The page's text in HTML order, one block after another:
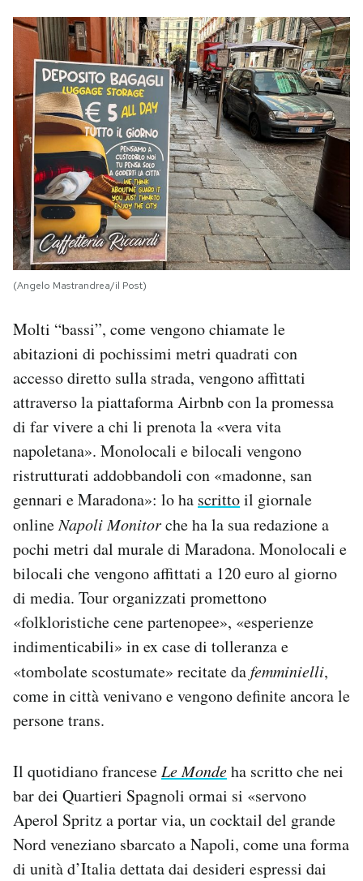
(Angelo Mastrandrea/il Post)
Molti “bassi”, come vengono chiamate le
abitazioni di pochissimi metri quadrati con
accesso diretto sulla strada, vengono affittati
attraverso la piattaforma Airbnb con la promessa
di far vivere a chi li prenota la «vera vita
napoletana». Monolocali e bilocali vengono
ristrutturati addobbandoli con «madonne, san
gennari e Maradona»: lo ha scrittoil giornale
onlineNapoli Monitorche ha la sua redazione a
pochi metri dal murale di Maradona. Monolocali e
bilocali che vengono affittati a 120 euro al giorno
di media. Tour organizzati promettono
«folkloristiche cene partenopee», «esperienze
indimenticabili» in ex case di tolleranza e
«tombolate scostumate» recitate dafemminielli,
come in città venivano e vengono definite ancora le
persone trans.
Il quotidiano franceseLe Mondeha scritto che nei
bar dei Quartieri Spagnoli ormai si «servono
Aperol Spritz a portar via, un cocktail del grande
Nord veneziano sbarcato a Napoli, come una forma
di unità d’Italia dettata dai desideri espressi dai